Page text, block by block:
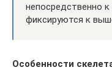
непосредственно
фиксируются к
Особенности